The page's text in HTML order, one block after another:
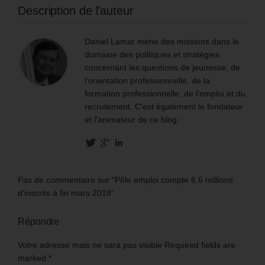
Description de l'auteur
Daniel Lamar mène des missions dans le
domaine des politiques et stratégies
concernant les questions de jeunesse, de
l’orientation professionnelle, de la
formation professionnelle, de l’emploi et du
recrutement. C'est également le fondateur
et l'animateur de ce blog.
Pas de commentaire sur “Pôle emploi compte 6,6 millions
d’inscrits à fin mars 2018”
Répondre
Votre adresse mais ne sara pas visible Required fields are
marked *